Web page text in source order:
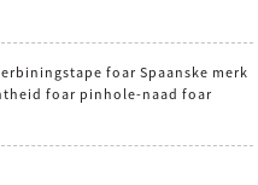
foar Spaanske merk
foar pinhole-naad foar